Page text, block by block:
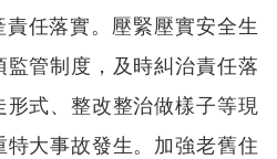
任落實。壓緊壓實安全生
管制度，及時糾治責任落
式、整改整治做樣子等現
大事故發生。加強老舊住